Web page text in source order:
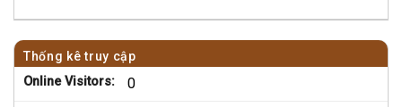
Thống kê truy cập
Online Visitors: 0